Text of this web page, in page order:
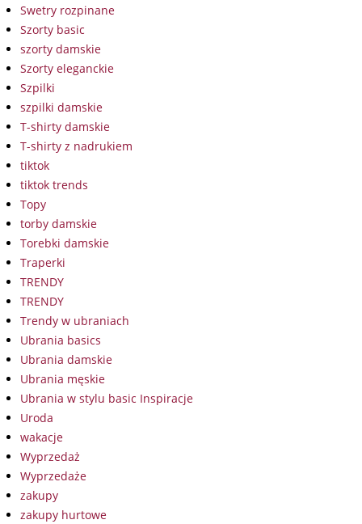
Swetry rozpinane
Szorty basic
szorty damskie
Szorty eleganckie
Szpilki
szpilki damskie
T-shirty damskie
T-shirty z nadrukiem
tiktok
tiktok trends
Topy
torby damskie
Torebki damskie
Traperki
TRENDY
TRENDY
Trendy w ubraniach
Ubrania basics
Ubrania damskie
Ubrania męskie
Ubrania w stylu basic Inspiracje
Uroda
wakacje
Wyprzedaż
Wyprzedaże
zakupy
zakupy hurtowe